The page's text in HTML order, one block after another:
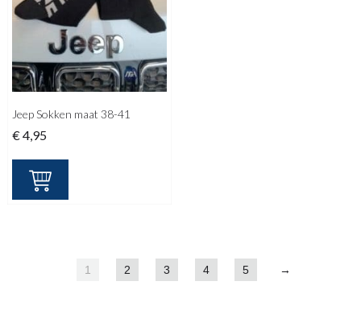
Jeep Sokken maat 38-41
€ 4,95
1 2 3 4 5 →